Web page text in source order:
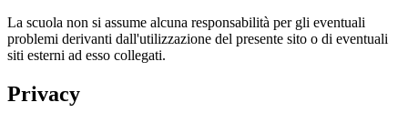
La scuola non si assume alcuna responsabilità per gli eventuali
problemi derivanti dall'utilizzazione del presente sito o di eventuali
siti esterni ad esso collegati.
Privacy